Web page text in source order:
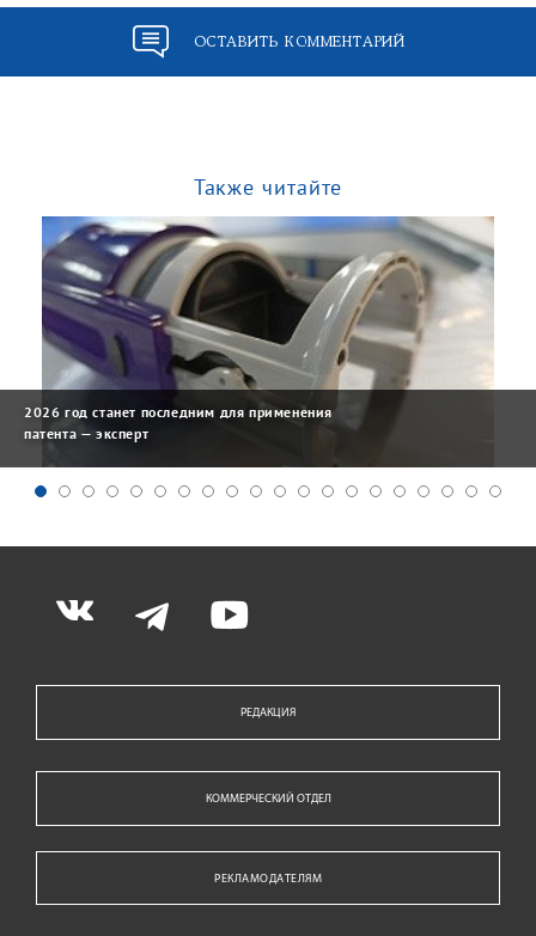
ОСТАВИТЬ КОММЕНТАРИЙ
Также читайте
2026 год станет последним для применения
патента — эксперт
РЕДАКЦИЯ
КОММЕРЧЕСКИЙ ОТДЕЛ
РЕКЛАМОДАТЕЛЯМ